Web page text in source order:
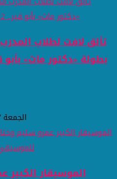
تألق لافت لطلاب
الجمعة 07 أغسطس 2026 03:04 صباحاً
الموسيقار الكبير